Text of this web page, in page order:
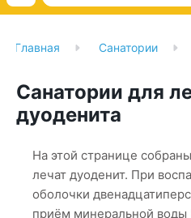
Главная Санатории
Санатории для
дуоденита
На этой странице
лечат дуоденит. При
оболочки
приём минеральной воды